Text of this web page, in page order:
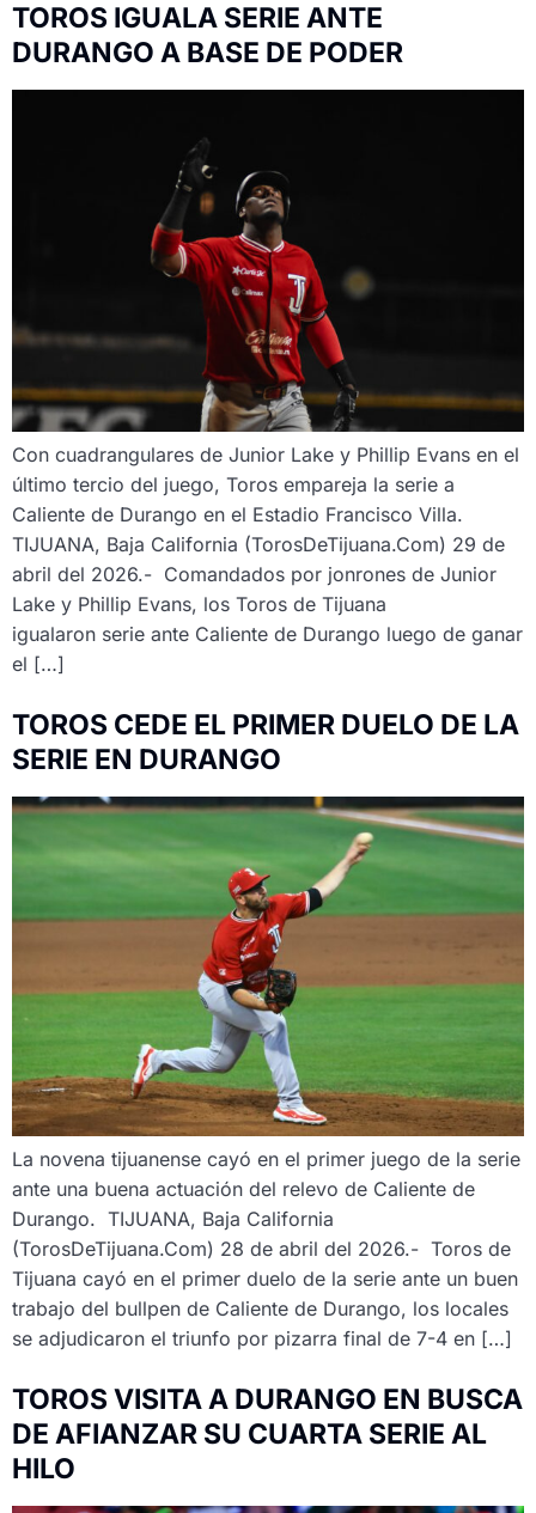
TOROS IGUALA SERIE ANTE
DURANGO A BASE DE PODER
Con cuadrangulares de Junior Lake y Phillip Evans en el
último tercio del juego, Toros empareja la serie a
Caliente de Durango en el Estadio Francisco Villa.
TIJUANA, Baja California (TorosDeTijuana.Com) 29 de
abril del 2026.- Comandados por jonrones de Junior
Lake y Phillip Evans, los Toros de Tijuana
igualaron serie ante Caliente de Durango luego de ganar
el […]
TOROS CEDE EL PRIMER DUELO DE LA
SERIE EN DURANGO
La novena tijuanense cayó en el primer juego de la serie
ante una buena actuación del relevo de Caliente de
Durango. TIJUANA, Baja California
(TorosDeTijuana.Com) 28 de abril del 2026.- Toros de
Tijuana cayó en el primer duelo de la serie ante un buen
trabajo del bullpen de Caliente de Durango, los locales
se adjudicaron el triunfo por pizarra final de 7-4 en […]
TOROS VISITA A DURANGO EN BUSCA
DE AFIANZAR SU CUARTA SERIE AL
HILO